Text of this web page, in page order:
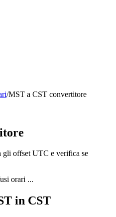
/MST a CST convertitore
offset UTC e verifica se
orari ...
in CST